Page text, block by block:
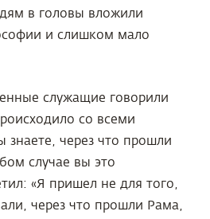
в головы вложили
и слишком мало
служащие говорили
со всеми
через что прошли
случае вы это
«Я пришел не для того,
через что прошли Рама,